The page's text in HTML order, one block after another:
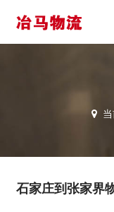
石家庄到张家界